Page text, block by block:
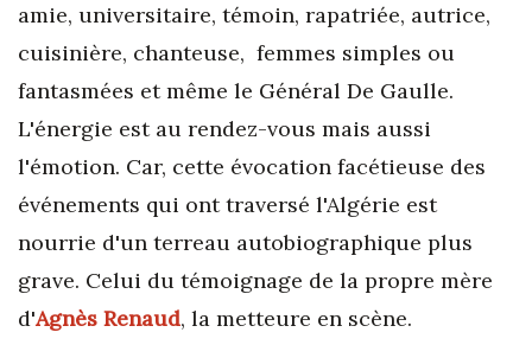
amie, universitaire, témoin, rapatriée, autrice,
cuisinière, chanteuse, femmes simples ou
fantasmées et même le Général De Gaulle.
L'énergie est au rendez-vous mais aussi
l'émotion. Car, cette évocation facétieuse des
événements qui ont traversé l'Algérie est
nourrie d'un terreau autobiographique plus
grave. Celui du témoignage de la propre mère
d'Agnès Renaud, la metteure en scène.